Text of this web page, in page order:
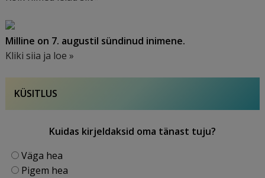
Milline on 7. augustil sündinud inimene.
Kliki siia ja loe »
KÜSITLUS
Kuidas kirjeldaksid oma tänast tuju?
Väga hea
Pigem hea